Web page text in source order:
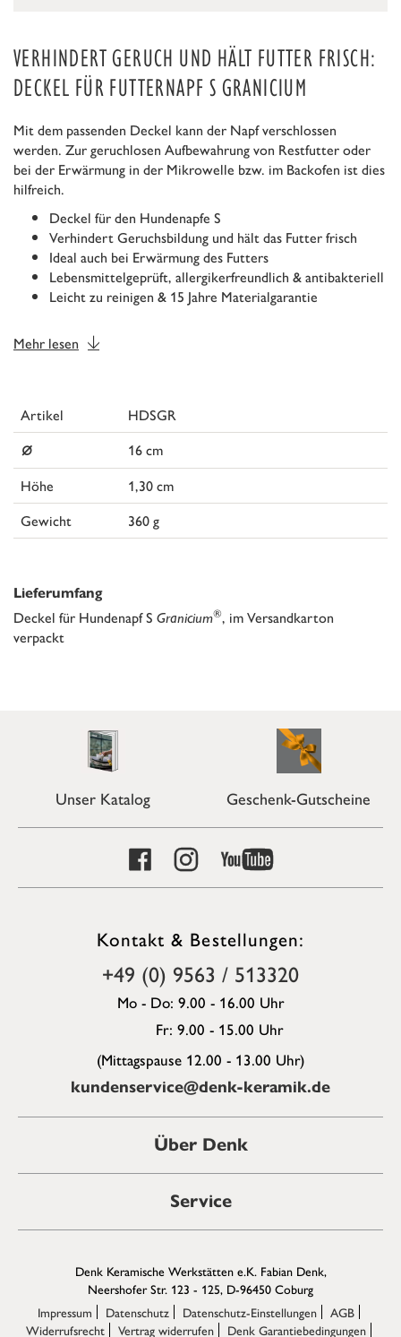
VERHINDERT GERUCH UND HÄLT FUTTER FRISCH:
DECKEL FÜR FUTTERNAPF S GRANICIUM
Mit dem passenden Deckel kann der Napf verschlossen
werden. Zur geruchlosen Aufbewahrung von Restfutter oder
bei der Erwärmung in der Mikrowelle bzw. im Backofen ist dies
hilfreich.
Deckel für den Hundenapfe S
Verhindert Geruchsbildung und hält das Futter frisch
Ideal auch bei Erwärmung des Futters
Lebensmittelgeprüft, allergikerfreundlich & antibakteriell
Leicht zu reinigen & 15 Jahre Materialgarantie
Mehr lesen
Artikel HDSGR
⌀
16 cm
Höhe
1,30 cm
Gewicht
360 g
Lieferumfang
Deckel für Hundenapf S Granicium®, im Versandkarton
verpackt
Unser Katalog Geschenk-Gutscheine
Kontakt & Bestellungen:
+49 (0) 9563 / 513320
Mo - Do: 9.00 - 16.00 Uhr
Fr: 9.00 - 15.00 Uhr
(Mittagspause 12.00 - 13.00 Uhr)
kundenservice@denk-keramik.de
Über Denk
Service
Denk Keramische Werkstätten e.K. Fabian Denk,
Neershofer Str. 123 - 125, D-96450 Coburg
Impressum
Datenschutz Datenschutz-Einstellungen
AGB
Widerrufsrecht
Vertrag widerrufen Denk Garantiebedingungen